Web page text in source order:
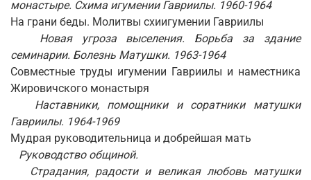
монастыре. Схима игумении Гавриилы. 1960-1964
На грани беды. Молитвы схиигумении Гавриилы
Новая угроза выселения. Борьба за здание
семинарии. Болезнь Матушки. 1963-1964
Совместные труды игумении Гавриилы и наместника
Жировичского монастыря
Наставники, помощники и соратники матушки
Гавриилы. 1964-1969
Мудрая руководительница и добрейшая мать
Руководство общиной.
Страдания, радости и великая любовь матушки